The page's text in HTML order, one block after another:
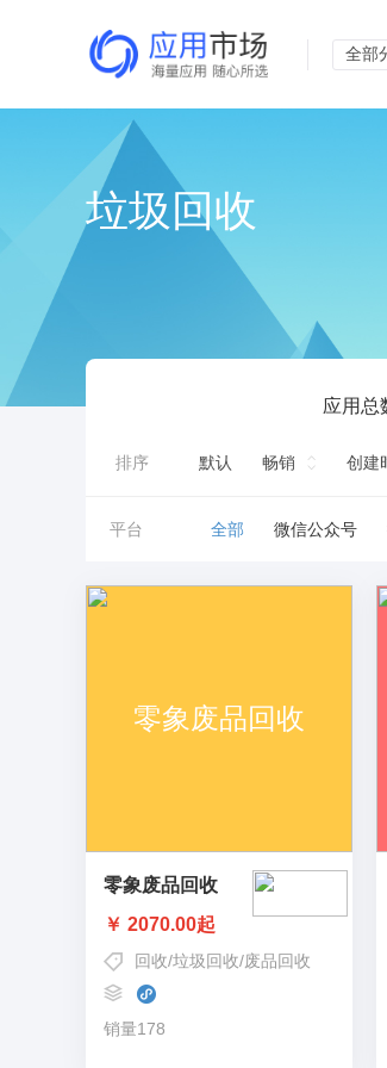
全部
垃圾回收
应用总
排序 默认 畅销 创建
平台 全部 微信公众号
零象废品回收
￥ 2070.00起
回收/垃圾回收/废品回收
销量178